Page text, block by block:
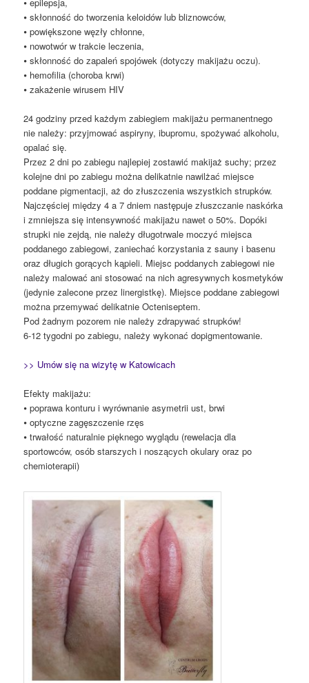
⦁ skłonność do tworzenia keloidów lub bliznowców,
⦁ powiększone węzły chłonne,
⦁ nowotwór w trakcie leczenia,
⦁ skłonność do zapaleń spojówek (dotyczy makijażu oczu).
⦁ hemofilia (choroba krwi)
⦁ zakażenie wirusem HIV
24 godziny przed każdym zabiegiem makijażu permanentnego
nie należy: przyjmować aspiryny, ibupromu, spożywać alkoholu,
opalać się.
Przez 2 dni po zabiegu najlepiej zostawić makijaż suchy; przez
kolejne dni po zabiegu można delikatnie nawilżać miejsce
poddane pigmentacji, aż do złuszczenia wszystkich strupków.
Najczęściej między 4 a 7 dniem następuje złuszczanie naskórka
i zmniejsza się intensywność makijażu nawet o 50%. Dopóki
strupki nie zejdą, nie należy długotrwale moczyć miejsca
poddanego zabiegowi, zaniechać korzystania z sauny i basenu
oraz długich gorących kąpieli. Miejsc poddanych zabiegowi nie
należy malować ani stosować na nich agresywnych kosmetyków
(jedynie zalecone przez linergistkę). Miejsce poddane zabiegowi
można przemywać delikatnie Octeniseptem.
Pod żadnym pozorem nie należy zdrapywać strupków!
6-12 tygodni po zabiegu, należy wykonać dopigmentowanie.
>> Umów się na wizytę w Katowicach
Efekty makijażu:
⦁ poprawa konturu i wyrównanie asymetrii ust, brwi
⦁ optyczne zagęszczenie rzęs
⦁ trwałość naturalnie pięknego wyglądu (rewelacja dla
sportowców, osób starszych i noszących okulary oraz po
chemioterapii)